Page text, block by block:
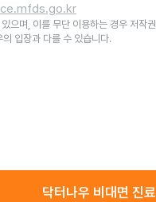
으며, 이를 무단 이용하는 경우 저작
입장과 다를 수 있습니다.
닥터나우 비대면 진